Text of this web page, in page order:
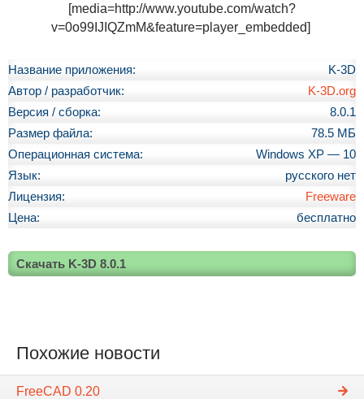
[media=http://www.youtube.com/watch?
v=0o99IJIQZmM&feature=player_embedded]
Название приложения:
K-3D
Автор / разработчик:
K-3D.org
Версия / сборка:
8.0.1
Размер файла:
78.5 МБ
Операционная система:
Windows XP — 10
Язык:
русского нет
Лицензия:
Freeware
Цена:
бесплатно
Скачать K-3D 8.0.1
Похожие новости
FreeCAD 0.20